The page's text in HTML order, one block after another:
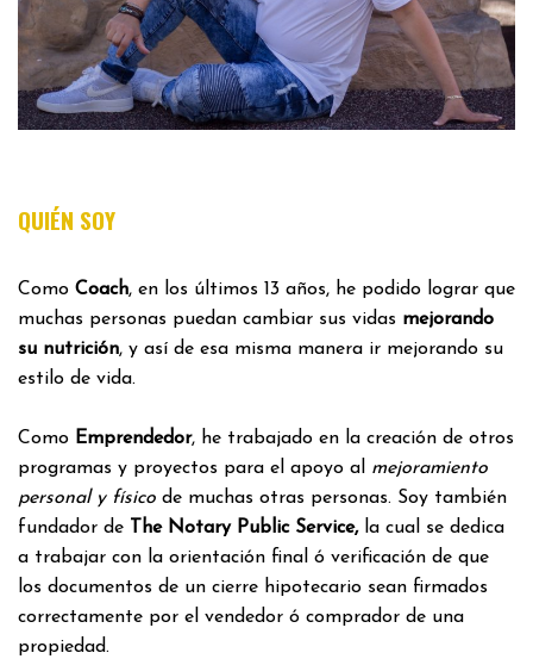
QUIÉN SOY
Como Coach, en los últimos 13 años, he podido lograr que
muchas personas puedan cambiar sus vidas mejorando
su nutrición, y así de esa misma manera ir mejorando su
estilo de vida.
Como Emprendedor, he trabajado en la creación de otros
programas y proyectos para el apoyo al mejoramiento
personal y físico de muchas otras personas. Soy también
fundador de
The Notary Public Service,la cual se dedica
a trabajar con la orientación final ó verificación de que
los documentos de un cierre hipotecario sean firmados
correctamente por el vendedor ó comprador de una
propiedad.